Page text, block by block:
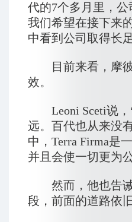
代的7个多月里，
我们希望在接下来
中看到公司取得长
目前来看，摩彼
效。
Leoni Sceti说，“
远。百代也从来没
中，Terra Firma是
并且会使一切更为
然而，他也告诫
段，前面的道路依